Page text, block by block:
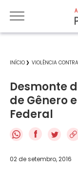
INÍCIO VIOLÊNCIA
Desmonte
de Gênero
Federal
f
02 de setembro, 2016